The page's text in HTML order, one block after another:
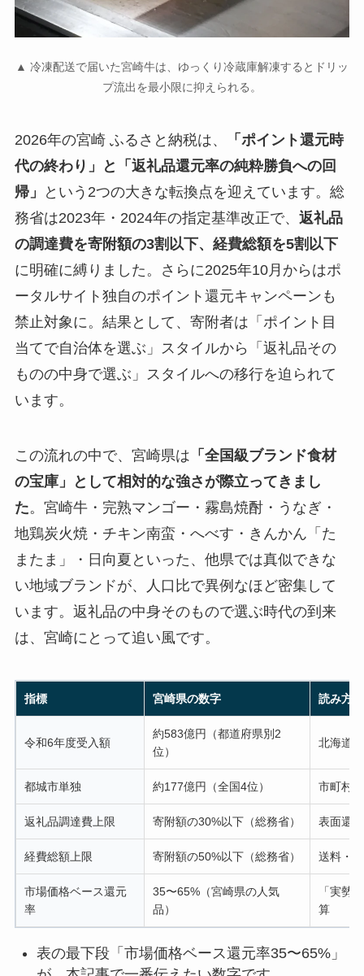
▲ 冷凍配送で届いた宮崎牛は、ゆっくり冷蔵庫解凍するとドリッ
プ流出を最小限に抑えられる。
2026年の宮崎 ふるさと納税は、
「ポイント還元時
代の終わり」と「返礼品還元率の純粋勝負への回
帰」
という2つの大きな転換点を迎えています。総
務省は2023年・2024年の指定基準改正で、 返礼品
の調達費を寄附額の3割以下、経費総額を5割以下
に明確に縛りました。さらに2025年10月からはポ
ータルサイト独自のポイント還元キャンペーンも
禁止対象に。結果として、寄附者は「ポイント目
当てで自治体を選ぶ」スタイルから「返礼品その
ものの中身で選ぶ」スタイルへの移行を迫られて
います。
この流れの中で、宮崎県は 「全国級ブランド食材
の宝庫」として相対的な強さが際立ってきまし
た。宮崎牛・完熟マンゴー・霧島焼酎・うなぎ・
地鶏炭火焼・チキン南蛮・へべす・きんかん「た
またま」・日向夏といった、他県では真似できな
い地域ブランドが、人口比で異例なほど密集して
います。返礼品の中身そのもので選ぶ時代の到来
は、宮崎にとって追い風です。
指標 宮崎県の数字 読み方
令和6年度受入額
約583億円（都道府県別2
位）
北海道
都城市単独 約177億円（全国4位） 市町村
返礼品調達費上限 寄附額の30%以下（総務省） 表面還
経費総額上限 寄附額の50%以下（総務省） 送料・
市場価格ベース還元
率
35〜65%（宮崎県の人気
品）
「実勢
算
表の最下段「市場価格ベース還元率35〜65%」